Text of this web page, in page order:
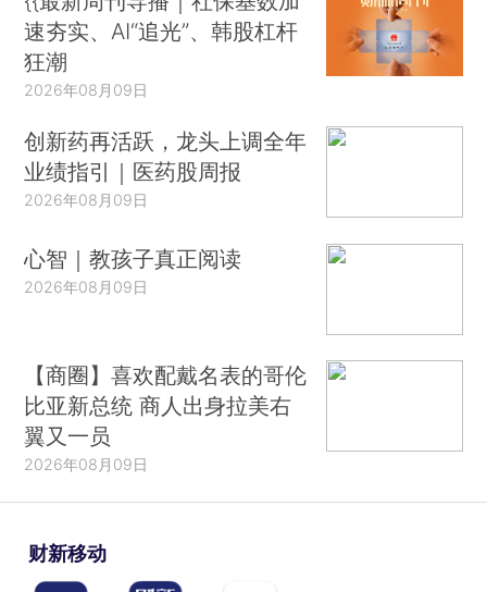
速夯实、AI“追光”、韩股杠杆
狂潮
2026年08月09日
创新药再活跃，龙头上调全年
业绩指引｜医药股周报
2026年08月09日
心智｜教孩子真正阅读
2026年08月09日
【商圈】喜欢配戴名表的哥伦
比亚新总统 商人出身拉美右
翼又一员
2026年08月09日
财新移动